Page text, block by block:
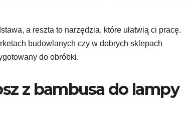
a reszta to narzędzia, które ułatwią ci pracę.
budowlanych czy w dobrych sklepach
do obróbki.
z bambusa do lampy